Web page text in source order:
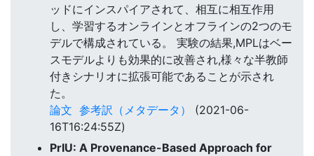
ッドにインスパイアされて、相互に相互作用
し、学習するオンラインとオフラインの2つのモ
デルで構成されている。 実験の結果,MPLはベー
スモデルよりも効果的に改善され,様々な半教師
付きシナリオに拡張可能であることが示され
た。
論文 参考訳（メタデータ）
(2021-06-
16T16:24:55Z)
PrIU: A Provenance-Based Approach for